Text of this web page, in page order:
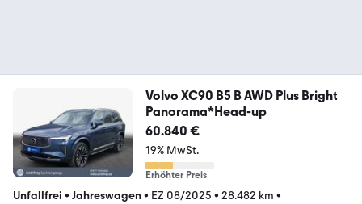
Volvo XC90 B5 B AWD Plus Bright
Panorama*Head-up
60.840 €
19% MwSt.
Erhöhter Preis
Unfallfrei • Jahreswagen• EZ 08/2025 • 28.482 km •